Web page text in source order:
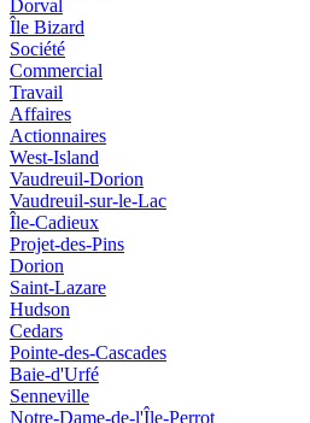
Dorval
Île Bizard
Société
Commercial
Travail
Affaires
Actionnaires
West-Island
Vaudreuil-Dorion
Vaudreuil-sur-le-Lac
Île-Cadieux
Projet-des-Pins
Dorion
Saint-Lazare
Hudson
Cedars
Pointe-des-Cascades
Baie-d'Urfé
Senneville
Notre-Dame-de-l'Île-Perrot